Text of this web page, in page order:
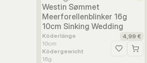
Westin Sømmet
Meerforellenblinker 16g
10cm Sinking Wedding
Köderlänge
10cm
Ködergewicht
16g
4,99 €
Zur